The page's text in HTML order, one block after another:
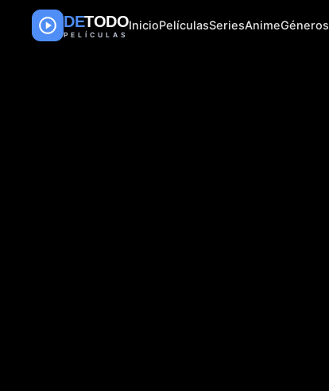
DETODO
PELÍCULAS
InicioPelículasSeriesAnimeGéneros